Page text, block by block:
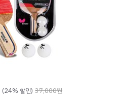
(24% 할인) 37,000원